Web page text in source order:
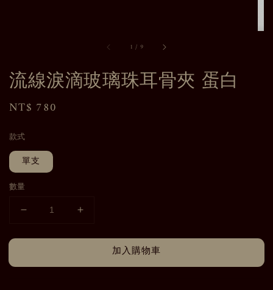
1 / 9
流線淚滴玻璃珠耳骨夾 蛋白
Regular
NT$ 780
款式
單支
數量
加入購物車